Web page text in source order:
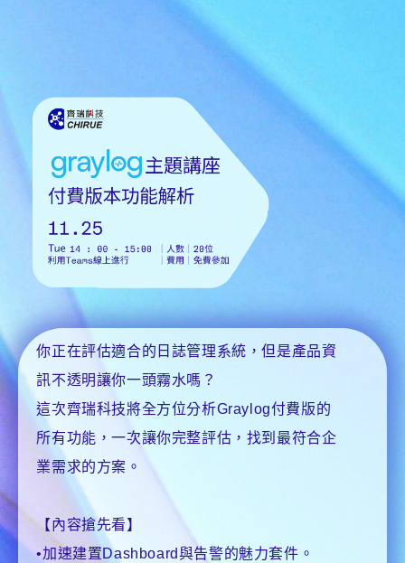
你正在評估適合的日誌管理系統，但是產品資
訊不透明讓你一頭霧水嗎？
這次齊瑞科技將全方位分析Graylog付費版的
所有功能，一次讓你完整評估，找到最符合企
業需求的方案。
【內容搶先看】
•加速建置Dashboard與告警的魅力套件。